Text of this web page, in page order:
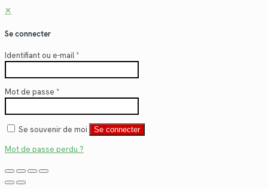
✕
Se connecter
Identifiant ou e-mail*
Mot de passe *
Se souvenir de moi Se connecter
Mot de passe perdu ?